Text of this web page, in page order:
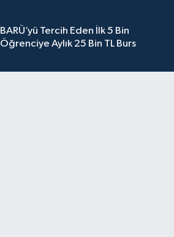
BARÜ’yü Tercih Eden İlk 5 Bin
Öğrenciye Aylık 25 Bin TL Burs